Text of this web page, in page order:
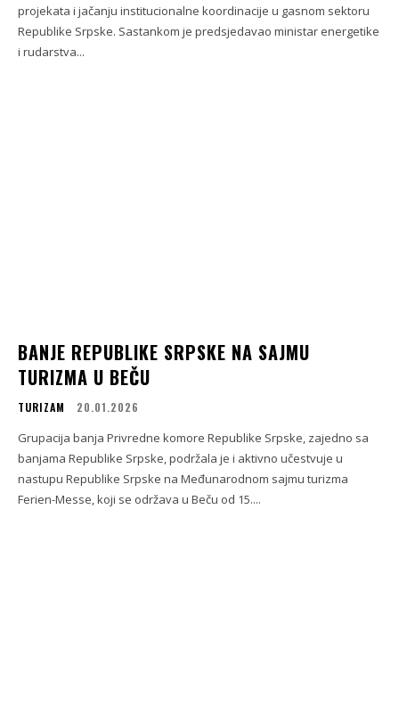
projekata i jačanju institucionalne koordinacije u gasnom sektoru
Republike Srpske. Sastankom je predsjedavao ministar energetike
i rudarstva...
BANJE REPUBLIKE SRPSKE NA SAJMU
TURIZMA U BEČU
TURIZAM 20.01.2026
Grupacija banja Privredne komore Republike Srpske, zajedno sa
banjama Republike Srpske, podržala je i aktivno učestvuje u
nastupu Republike Srpske na Međunarodnom sajmu turizma
Ferien-Messe, koji se održava u Beču od 15....